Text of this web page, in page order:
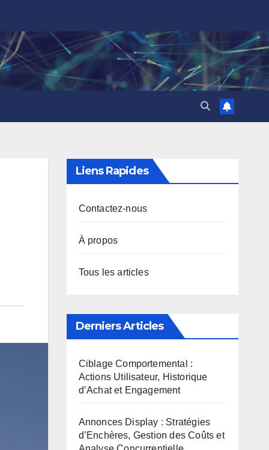
Liens Rapides
Contactez-nous
À propos
Tous les articles
Derniers Articles
Ciblage Comportemental :
Actions Utilisateur, Historique
d’Achat et Engagement
Annonces Display : Stratégies
d’Enchères, Gestion des Coûts et